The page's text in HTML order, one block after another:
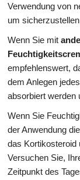
Verwendung von
um
Wenn Sie mit
empfehlenswert,
dem Anlegen
absorbiert werden
Wenn Sie
der Anwendung
das Kortikosteroid
Versuchen Sie,
Zeitpunkt des